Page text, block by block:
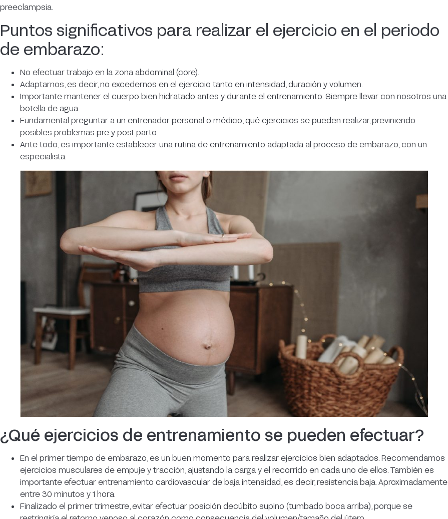
preeclampsia.
Puntos significativos para realizar el ejercicio en el periodo
de embarazo:
No efectuar trabajo en la zona abdominal (core).
Adaptarnos, es decir, no excedernos en el ejercicio tanto en intensidad, duración y volumen.
Importante mantener el cuerpo bien hidratado antes y durante el entrenamiento. Siempre llevar con nosotros una
botella de agua.
Fundamental preguntar a un entrenador personal o médico, qué ejercicios se pueden realizar, previniendo
posibles problemas pre y post parto.
Ante todo, es importante establecer una rutina de entrenamiento adaptada al proceso de embarazo, con un
especialista.
¿Qué ejercicios de entrenamiento se pueden efectuar?
En el primer tiempo de embarazo, es un buen momento para realizar ejercicios bien adaptados. Recomendamos
ejercicios musculares de empuje y tracción, ajustando la carga y el recorrido en cada uno de ellos. También es
importante efectuar entrenamiento cardiovascular de baja intensidad, es decir, resistencia baja. Aproximadamente
entre 30 minutos y 1 hora.
Finalizado el primer trimestre, evitar efectuar posición decúbito supino (tumbado boca arriba), porque se